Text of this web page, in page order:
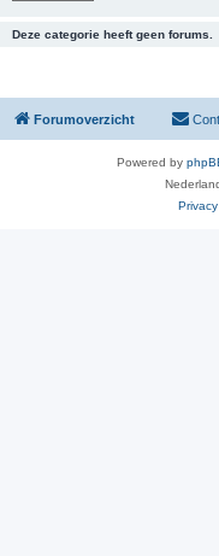
Deze categorie heeft geen forums.
Forumoverzicht
Powered by
Privacy